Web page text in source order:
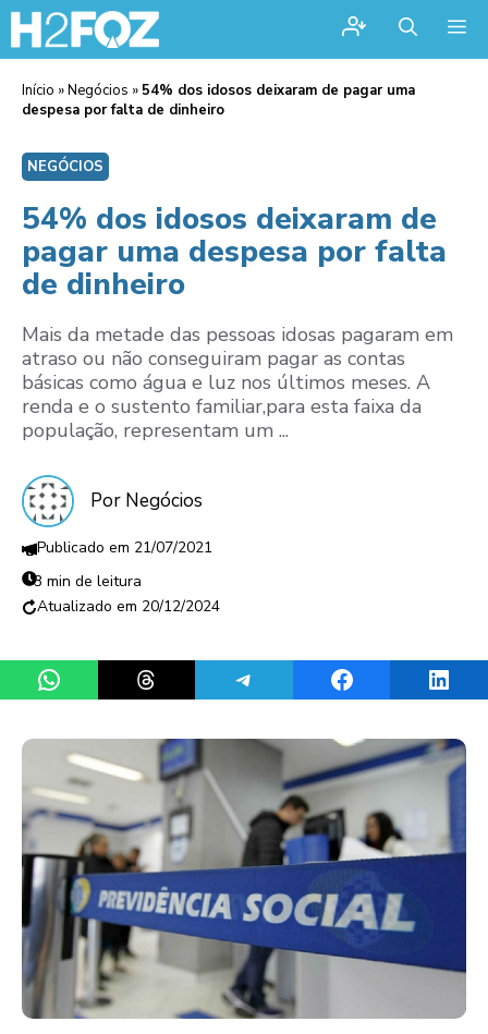
Início »Negócios » 54% dos idosos deixaram de pagar uma
despesa por falta de dinheiro
NEGÓCIOS
54% dos idosos deixaram de
pagar uma despesa por falta
de dinheiro
Mais da metade das pessoas idosas pagaram em
atraso ou não conseguiram pagar as contas
básicas como água e luz nos últimos meses. A
renda e o sustento familiar,para esta faixa da
população, representam um ...
Por Negócios
21/07/2021
3 min de leitura
20/12/2024
Share on WhatsAppShare on ThreadsShare on TelegramShare on Facebook